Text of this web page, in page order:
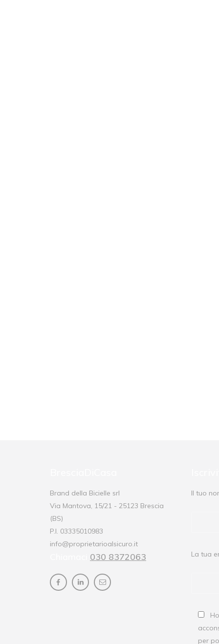
Brand della Bicielle srl
Via Mantova, 15/21 - 25123 Brescia
(BS)
P.I. 03335010983
info@proprietarioalsicuro.it
030 8372063
Il tuo
La tua
per